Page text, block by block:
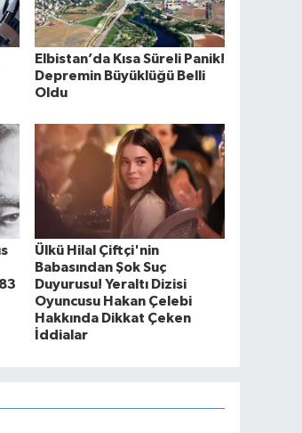
Elbistan’da Kısa Süreli Panik!
Depremin Büyüklüğü Belli
Oldu
Ülkü Hilal Çiftçi'nin
Babasından Şok Suç
Duyurusu! Yeraltı Dizisi
Oyuncusu Hakan Çelebi
Hakkında Dikkat Çeken
İddialar